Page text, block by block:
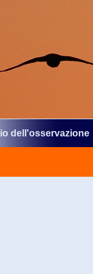
dell'osservazione